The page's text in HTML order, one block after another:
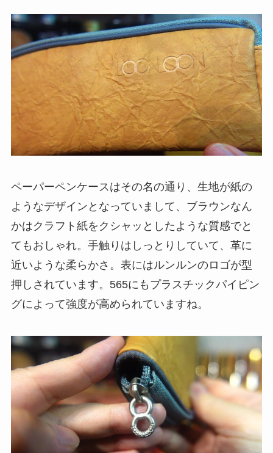
ペーパーペンケースはその名の通り、生地が紙の
ようなデザインとなっていまして、ブラウンなん
かはクラフト紙をクシャッとしたような質感でと
てもおしゃれ。手触りはしっとりしていて、革に
近いような柔らかさ。表にはルンルンのロゴが型
押しされています。565にもプラスチックパイピン
グによって強度が高められていますね。